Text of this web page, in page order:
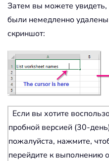
Затем вы можете
были немедленно
скриншот:
Если вы хотите
пробной версией (30-
пожалуйста, нажмите,
перейдите к выполнению